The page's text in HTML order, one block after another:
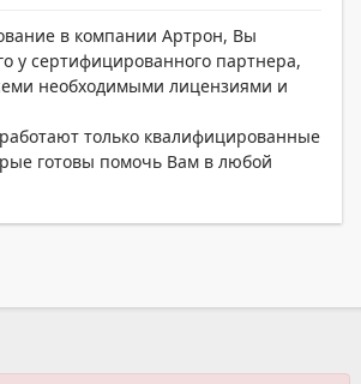
в компании Артрон, Вы
у сертифицированного партнера,
необходимыми лицензиями и
только квалифицированные
готовы помочь Вам в любой